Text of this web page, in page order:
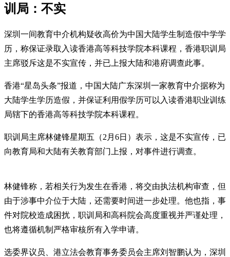
训局：不实
深圳一间教育中介机构疑收高价为中国大陆学生制造假中学学
历，称保证录取入读香港高等科技学院本科课程，香港职训局
主席驳斥这是不实宣传，并已上报大陆和港府调查此事。
香港“星岛头条”报道，中国大陆广东深圳一家教育中介据称为
大陆学生学历造假，并保证利用假学历可以入读香港职业训练
局辖下的香港高等科技学院本科课程。
职训局主席林健锋星期五（2月6日）表示，这是不实宣传，已
向教育局和大陆有关教育部门上报，对事件进行调查。
林健锋称，若相关行为发生在香港，将交由执法机构审查，但
由于涉事中介位于大陆，还需要时间进一步处理。他也指，事
件对院校造成困扰，职训局和高科院会高度重视并严谨处理，
也将遵循机制严格审核所有入学申请。
选委界议员、港立法会教育事务委员会主席刘智鹏认为，深圳